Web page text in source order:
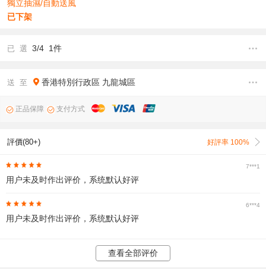
獨立抽濕/自動送風
已下架
已 選 3/4 1件
送 至 香港特別行政區 九龍城區
正品保障 支付方式
評價(80+) 好評率 100%
7***1
用户未及时作出评价，系统默认好评
6***4
用户未及时作出评价，系统默认好评
查看全部评价